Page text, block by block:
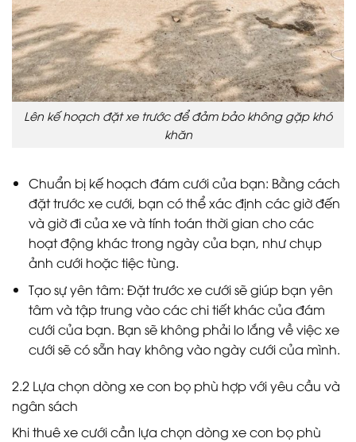
Lên kế hoạch đặt xe trước để đảm bảo không gặp khó
khăn
Chuẩn bị kế hoạch đám cưới của bạn: Bằng cách
đặt trước xe cưới, bạn có thể xác định các giờ đến
và giờ đi của xe và tính toán thời gian cho các
hoạt động khác trong ngày của bạn, như chụp
ảnh cưới hoặc tiệc tùng.
Tạo sự yên tâm: Đặt trước xe cưới sẽ giúp bạn yên
tâm và tập trung vào các chi tiết khác của đám
cưới của bạn. Bạn sẽ không phải lo lắng về việc xe
cưới sẽ có sẵn hay không vào ngày cưới của mình.
2.2 Lựa chọn dòng xe con bọ phù hợp với yêu cầu và
ngân sách
Khi thuê xe cưới cần lựa chọn dòng xe con bọ phù